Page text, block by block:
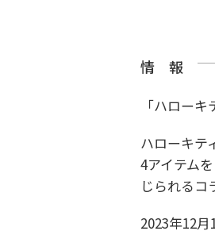
情 報
「ハロー
ハローキテ
4アイテム
じられるコ
2023年12